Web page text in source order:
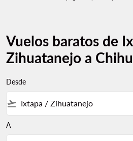
Vuelos baratos de
Zihuatanejo a
Desde
flight_takeoff
A